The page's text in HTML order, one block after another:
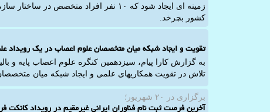
زمینه ای ایجاد شود که ۱۰ نفر افراد
کشور بچرخد.
تقویت و ایجاد شبکه میان متخصصان علوم اعصاب در یک رویداد
تلاش در تقویت همکاریهای علمی و ایجاد شبکه میان
برگزاری در ۲۰ شهریور؛
آخرین فرصت ثبت نام فناوران ایرانی غیرمقیم در رویداد کانکت